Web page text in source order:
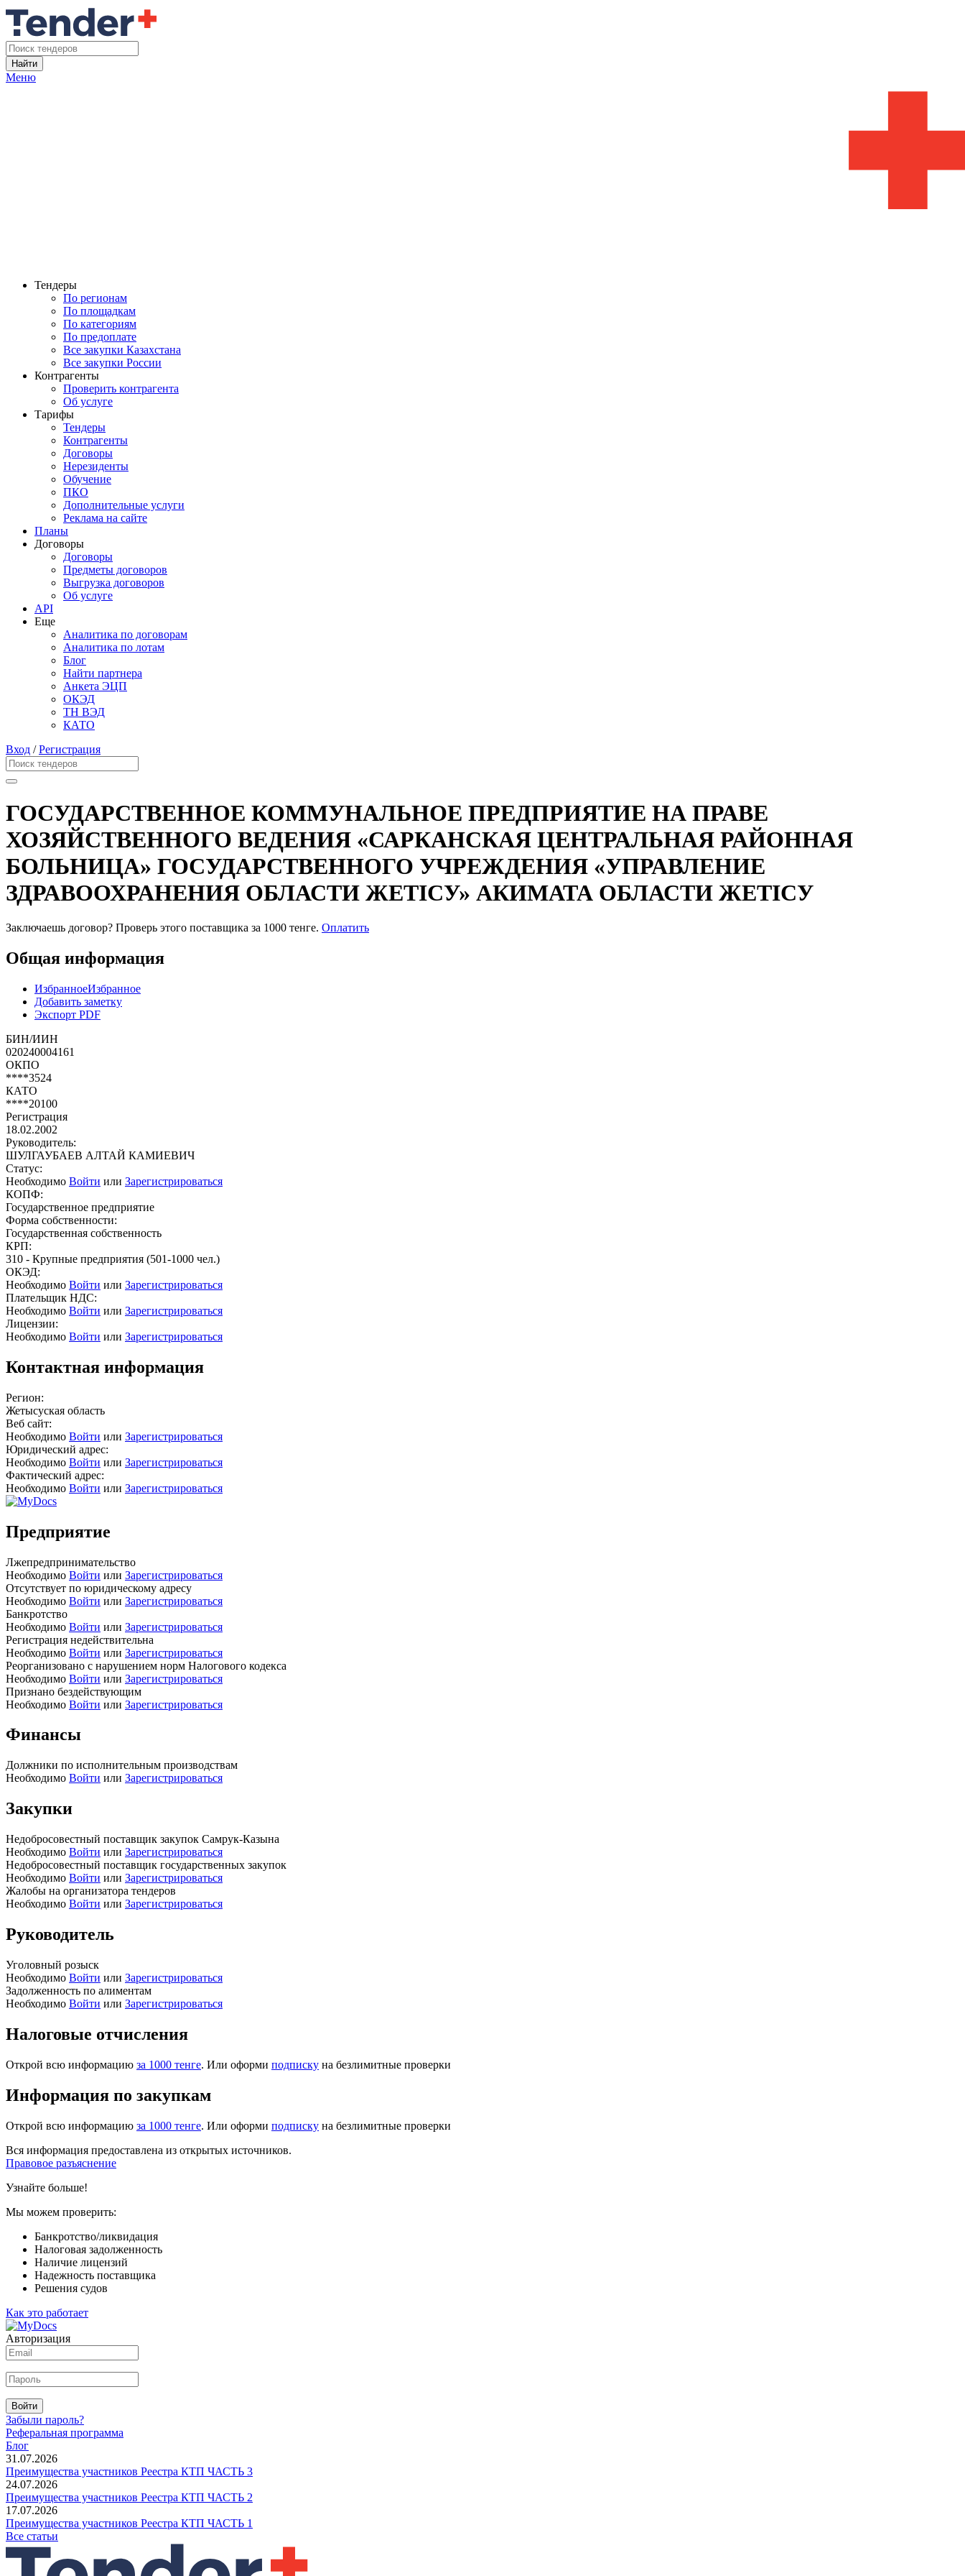
Найти
Меню
Тендеры
По регионам
По площадкам
По категориям
По предоплате
Все закупки Казахстана
Все закупки России
Контрагенты
Проверить контрагента
Об услуге
Тарифы
Тендеры
Контрагенты
Договоры
Нерезиденты
Обучение
ПКО
Дополнительные услуги
Реклама на сайте
Планы
Договоры
Договоры
Предметы договоров
Выгрузка договоров
Об услуге
API
Еще
Аналитика по договорам
Аналитика по лотам
Блог
Найти партнера
Анкета ЭЦП
ОКЭД
ТН ВЭД
КАТО
Вход /Регистрация
ГОСУДАРСТВЕННОЕ КОММУНАЛЬНОЕ ПРЕДПРИЯТИЕ НА ПРАВЕ
ХОЗЯЙСТВЕННОГО ВЕДЕНИЯ «САРКАНСКАЯ ЦЕНТРАЛЬНАЯ РАЙОННАЯ
БОЛЬНИЦА» ГОСУДАРСТВЕННОГО УЧРЕЖДЕНИЯ «УПРАВЛЕНИЕ
ЗДРАВООХРАНЕНИЯ ОБЛАСТИ ЖЕТІСУ» АКИМАТА ОБЛАСТИ ЖЕТІСУ
Заключаешь договор? Проверь этого поставщика за 1000 тенге. Оплатить
Общая информация
ИзбранноеИзбранное
Добавить заметку
Экспорт PDF
БИН/ИИН
020240004161
ОКПО
****3524
КАТО
****20100
Регистрация
18.02.2002
Руководитель:
ШУЛГАУБАЕВ АЛТАЙ КАМИЕВИЧ
Статус:
Необходимо Войти или Зарегистрироваться
КОПФ:
Государственное предприятие
Форма собственности:
Государственная собственность
КРП:
310 - Крупные предприятия (501-1000 чел.)
ОКЭД:
Необходимо Войти или Зарегистрироваться
Плательщик НДС:
Необходимо Войти или Зарегистрироваться
Лицензии:
Необходимо Войти или Зарегистрироваться
Контактная информация
Регион:
Жетысуская область
Веб сайт:
Необходимо Войти или Зарегистрироваться
Юридический адрес:
Необходимо Войти или Зарегистрироваться
Фактический адрес:
Необходимо Войти или Зарегистрироваться
Предприятие
Лжепредпринимательство
Необходимо Войти или Зарегистрироваться
Отсутствует по юридическому адресу
Необходимо Войти или Зарегистрироваться
Банкротство
Необходимо Войти или Зарегистрироваться
Регистрация недействительна
Необходимо Войти или Зарегистрироваться
Реорганизовано с нарушением норм Налогового кодекса
Необходимо Войти или Зарегистрироваться
Признано бездействующим
Необходимо Войти или Зарегистрироваться
Финансы
Должники по исполнительным производствам
Необходимо Войти или Зарегистрироваться
Закупки
Недобросовестный поставщик закупок Самрук-Казына
Необходимо Войти или Зарегистрироваться
Недобросовестный поставщик государственных закупок
Необходимо Войти или Зарегистрироваться
Жалобы на организатора тендеров
Необходимо Войти или Зарегистрироваться
Руководитель
Уголовный розыск
Необходимо Войти или Зарегистрироваться
Задолженность по алиментам
Необходимо Войти или Зарегистрироваться
Налоговые отчисления
Открой всю информацию за 1000 тенге. Или оформи подписку на безлимитные проверки
Информация по закупкам
Открой всю информацию за 1000 тенге. Или оформи подписку на безлимитные проверки
Вся информация предоставлена из открытых источников.
Правовое разъяснение
Узнайте больше!
Мы можем проверить:
Банкротство/ликвидация
Налоговая задолженность
Наличие лицензий
Надежность поставщика
Решения судов
Как это работает
Авторизация
Войти
Забыли пароль?
Реферальная программа
Блог
31.07.2026
Преимущества участников Реестра КТП ЧАСТЬ 3
24.07.2026
Преимущества участников Реестра КТП ЧАСТЬ 2
17.07.2026
Преимущества участников Реестра КТП ЧАСТЬ 1
Все статьи